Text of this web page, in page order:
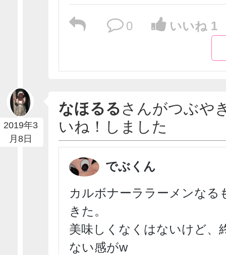
0 いいね 1
2019年3
月8日
なほるるさんがつぶや
いね！しました
でぶくん
カルボナーララーメンなる
きた。
美味しくなくはないけど、
ない感がw